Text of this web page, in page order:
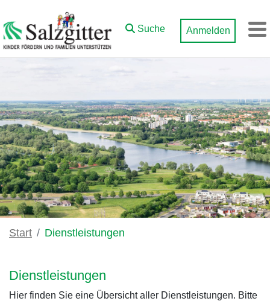
Zum Hauptinhalt springen
Suche Anmelden
Start Dienstleistungen
Dienstleistungen
Hier finden Sie eine Übersicht aller Dienstleistungen. Bitte